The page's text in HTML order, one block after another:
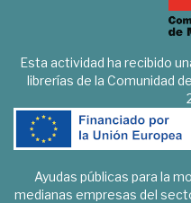
Esta actividad ha recibido
librerías de la Comunidad
Ayudas públicas para la
medianas empresas del